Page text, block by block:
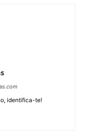
identifica-te!